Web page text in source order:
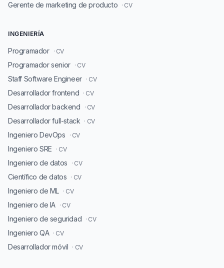
Gerente de marketing de producto · CV
INGENIERÍA
Programador · CV
Programador senior · CV
Staff Software Engineer · CV
Desarrollador frontend · CV
Desarrollador backend · CV
Desarrollador full-stack · CV
Ingeniero DevOps · CV
Ingeniero SRE · CV
Ingeniero de datos · CV
Científico de datos · CV
Ingeniero de ML · CV
Ingeniero de IA · CV
Ingeniero de seguridad · CV
Ingeniero QA · CV
Desarrollador móvil · CV